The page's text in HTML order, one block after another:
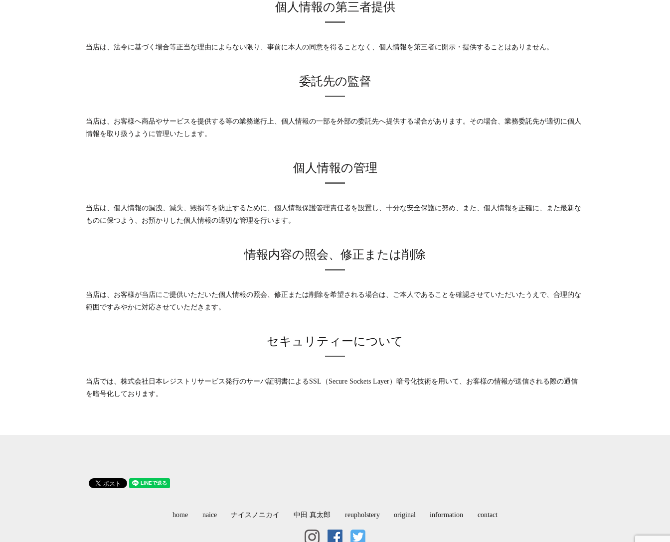
個人情報の第三者提供
当店は、法令に基づく場合等正当な理由によらない限り、事前に本人の同意を得ることなく、個人情報を第三者に開示・提供することはありません。
委託先の監督
当店は、お客様へ商品やサービスを提供する等の業務遂行上、個人情報の一部を外部の委託先へ提供する場合があります。その場合、業務委託先が適切に個人
情報を取り扱うように管理いたします。
個人情報の管理
当店は、個人情報の漏洩、滅失、毀損等を防止するために、個人情報保護管理責任者を設置し、十分な安全保護に努め、また、個人情報を正確に、また最新な
ものに保つよう、お預かりした個人情報の適切な管理を行います。
情報内容の照会、修正または削除
当店は、お客様が当店にご提供いただいた個人情報の照会、修正または削除を希望される場合は、ご本人であることを確認させていただいたうえで、合理的な
範囲ですみやかに対応させていただきます。
セキュリティーについて
当店では、株式会社日本レジストリサービス発行のサーバ証明書によるSSL（Secure Sockets Layer）暗号化技術を用いて、お客様の情報が送信される際の通信
を暗号化しております。
home naice ナイスノニカイ 中田 真太郎 reupholstery original information contact